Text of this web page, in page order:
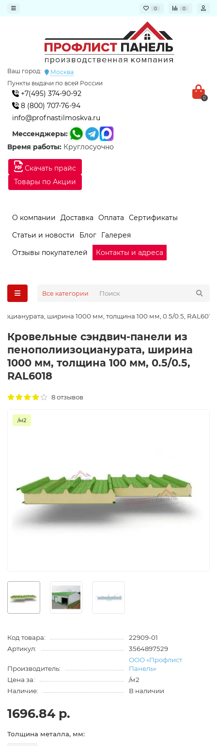
0 0
Скачать прайс
Товары по Акции
Ваш город:
Москва
Пункты выдачи по всей России
+7(495) 374-90-92
8 (800) 707-76-94
info@profnastilmoskva.ru
Мессенджеры:
Время работы: Круглосуочно
0
О компании Доставка Оплата
Сертификаты
Статьи и новости
Блог
Галерея
Отзывы покупателей
Контакты и адреса
Все категории
ширина 1000 мм, толщина 100 мм, 0.5/0.5, RAL6018
Кровельные сэндвич-панели из
пенополиизоцианурата, ширина
1000 мм, толщина 100 мм, 0.5/0.5,
RAL6018
8 отзывов
/м2
Код товара:
22909-01
Артикул:
3564897529
Производитель:
ООО «Профлист
Панель»
Цена за:
/м2
Наличие:
В наличии
1696.84 р.
Толщина металла, мм: